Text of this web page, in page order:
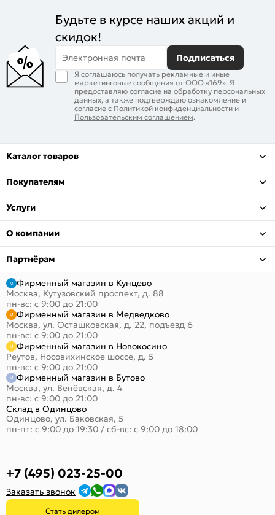
Будьте в курсе наших акций и
скидок!
Электронная почта Подписаться
Я соглашаюсь получать рекламные и иные
маркетинговые сообщения от ООО «169». Я
предоставляю согласие на обработку персональных
данных, а также подтверждаю ознакомление и
согласие с Политикой конфиденциальности и
Пользовательским соглашением.
Каталог товаров
Покупателям
Услуги
О компании
Партнёрам
Фирменный магазин в Кунцево
Москва, Кутузовский проспект, д. 88
пн-вс: с 9:00 до 21:00
Фирменный магазин в Медведково
Москва, ул. Осташковская, д. 22, подъезд 6
пн-вс: с 9:00 до 21:00
Фирменный магазин в Новокосино
Реутов, Носовихинское шоссе, д. 5
пн-вс: с 9:00 до 21:00
Фирменный магазин в Бутово
Москва, ул. Венёвская, д. 4
пн-вс: с 9:00 до 21:00
Склад в Одинцово
Одинцово, ул. Баковская, 5
пн-пт: с 9:00 до 19:30 / сб-вс: с 9:00 до 18:00
+7 (495) 023-25-00
Заказать звонок
Стать дилером